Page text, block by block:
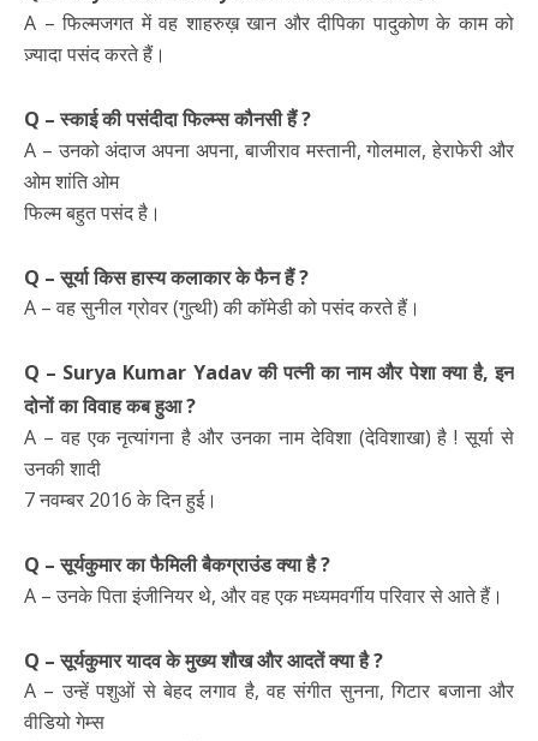
A – फिल्मजगत में वह शाहरुख़ खान और दीपिका पादुकोण के काम को
ज़्यादा पसंद करते हैं।
Q – स्काई की पसंदीदा फिल्म्स कौनसी हैं ?
A – उनको अंदाज अपना अपना, बाजीराव मस्तानी, गोलमाल, हेराफेरी और
ओम शांति ओम
फिल्म बहुत पसंद है।
Q – सूर्या किस हास्य कलाकार के फैन हैं ?
A – वह सुनील ग्रोवर (गुत्थी) की कॉमेडी को पसंद करते हैं।
Q – Surya Kumar Yadav की पत्नी का नाम और पेशा क्या है, इन
दोनों का विवाह कब हुआ ?
A – वह एक नृत्यांगना है और उनका नाम देविशा (देविशाखा) है ! सूर्या से
उनकी शादी
7 नवम्बर 2016 के दिन हुई।
Q – सूर्यकुमार का फैमिली बैकग्राउंड क्या है ?
A – उनके पिता इंजीनियर थे, और वह एक मध्यमवर्गीय परिवार से आते हैं।
Q – सूर्यकुमार यादव के मुख्य शौख और आदतें क्या है ?
A – उन्हें पशुओं से बेहद लगाव है, वह संगीत सुनना, गिटार बजाना और
वीडियो गेम्स